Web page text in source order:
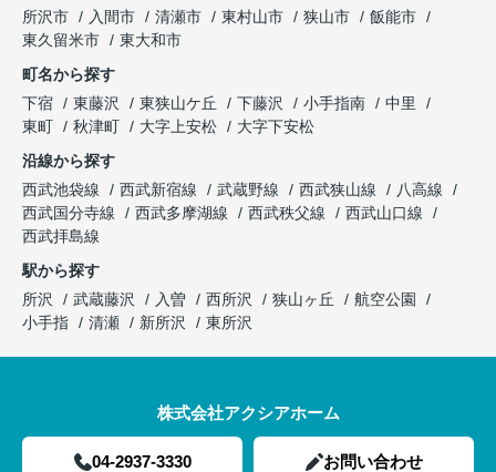
所沢市
入間市 清瀬市 東村山市 狭山市
飯能市
東久留米市
東大和市
町名から探す
下宿
東藤沢 東狭山ケ丘 下藤沢 小手指南
中里
東町
秋津町 大字上安松
大字下安松
沿線から探す
西武池袋線
西武新宿線 武蔵野線 西武狭山線
八高線
西武国分寺線
西武多摩湖線 西武秩父線
西武山口線
西武拝島線
駅から探す
所沢
武蔵藤沢 入曽 西所沢 狭山ヶ丘
航空公園
小手指
清瀬 新所沢 東所沢
株式会社アクシアホーム
04-2937-3330 お問い合わせ